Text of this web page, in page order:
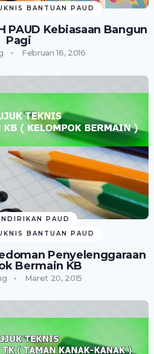
BANTUAN PAUD
PAUD Kebiasaan Bangun
Pagi
Februari 16, 2016
PAUD
BANTUAN PAUD
Penyelenggaraan
Bermain KB
Maret 20, 2015